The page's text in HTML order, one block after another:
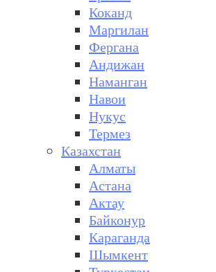
Коканд
Маргилан
Фергана
Андижан
Наманган
Навои
Нукус
Термез
Казахстан
Алматы
Астана
Актау
Байконур
Караганда
Шымкент